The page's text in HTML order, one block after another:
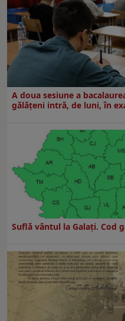
A doua sesiune a
gălăţeni intră, de luni, în
Suflă vântul la Galaţi. Cod